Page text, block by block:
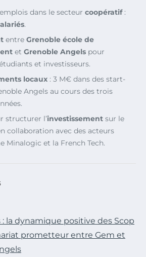
dans le secteur coopératif:
.
entre Grenoble école de
et Grenoble Angels pour
et investisseurs.
locaux : 3 M€ dans des start-
Angels au cours des trois
structurer l’investissement sur le
collaboration avec des acteurs
Minalogic et la French Tech.
la dynamique positive des Scop
prometteur entre Gem et